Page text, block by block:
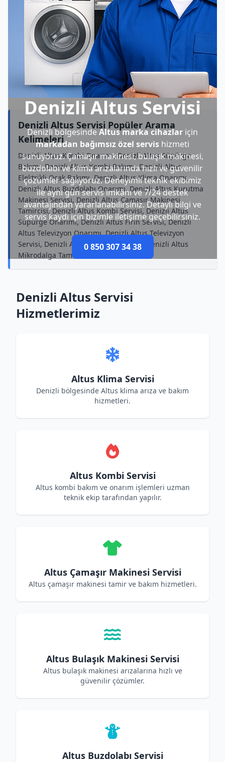
Denizli Altus Servisi
Denizli bölgesindeAltus marka cihazlar için
markadan bağımsız özel servis hizmeti
sunuyoruz. Çamaşır makinesi, bulaşık makinesi,
buzdolabı ve klima arızalarında hızlı ve güvenilir
çözümler sağlıyoruz. Deneyimli teknik ekibimiz
ile aynı gün servis imkânı ve 7/24 destek
avantajından yararlanabilirsiniz. Detaylı bilgi ve
servis kaydı için bizimle iletişime geçebilirsiniz.
0 850 307 34 38
Denizli Altus Servisi Popüler Arama
Kelimeleri
Denizli Altus Kombi Onarımı, Denizli Altus Süpürge
Bakımı, Denizli Altus Kombi Bakımı, Denizli Altus
Elektrikli Ocak Bakımı, Denizli Altus Klima Onarımı,
Denizli Altus Buzdolabı Onarımı, Denizli Altus Kurutma
Makinesi Servisi, Denizli Altus Çamaşır Makinesi
Tamircisi, Denizli Altus Kombi Servisi, Denizli Altus
Süpürge Onarımı, Denizli Altus Fırın Servisi, Denizli
Altus Televizyon Onarımı, Denizli Altus Televizyon
Servisi, Denizli Altus Kombi Tamircisi, Denizli Altus
Mikrodalga Tamircisi
Denizli Altus Servisi
Hizmetlerimiz
Altus Klima Servisi
Denizli bölgesinde Altus klima arıza ve bakım
hizmetleri.
Altus Kombi Servisi
Altus kombi bakım ve onarım işlemleri uzman
teknik ekip tarafından yapılır.
Altus Çamaşır Makinesi Servisi
Altus çamaşır makinesi tamir ve bakım hizmetleri.
Altus Bulaşık Makinesi Servisi
Altus bulaşık makinesi arızalarına hızlı ve
güvenilir çözümler.
Altus Buzdolabı Servisi